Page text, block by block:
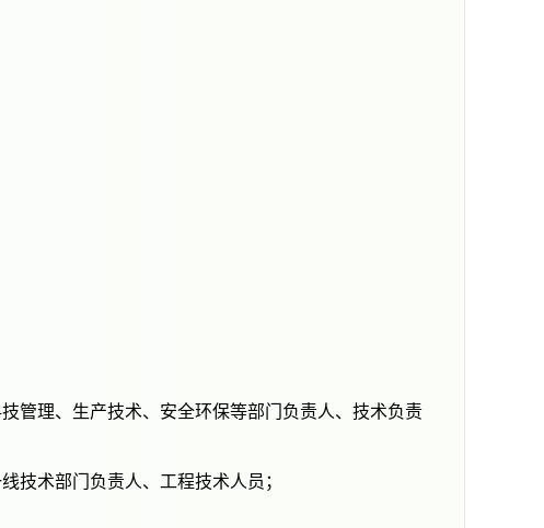
线技术部门负责人、工程技术人员；